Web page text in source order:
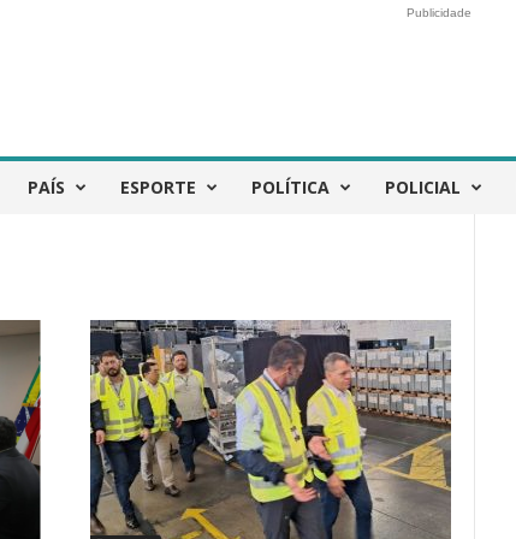
Publicidade
PAÍS ESPORTE POLÍTICA POLICIAL